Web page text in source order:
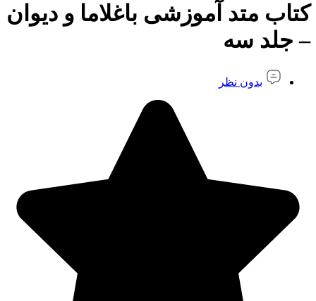
کتاب متد آموزشی باغلاما و دیوان
– جلد سه
بدون نظر